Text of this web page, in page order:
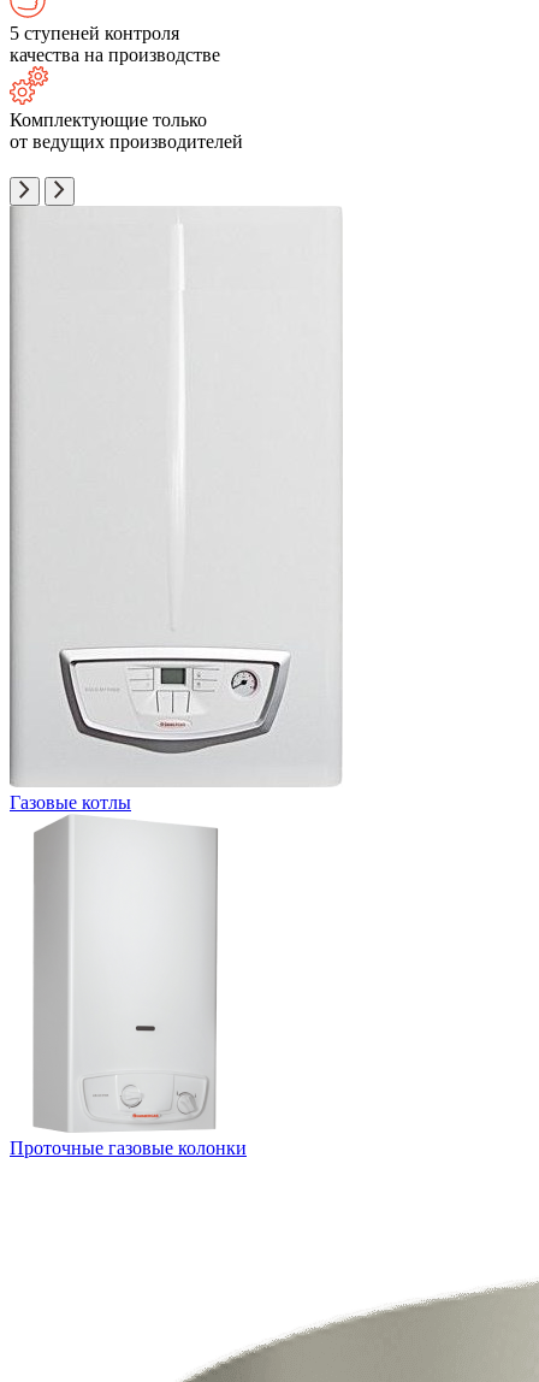
5 ступеней контроля
качества на производстве
Комплектующие только
от ведущих производителей
Газовые котлы
Проточные газовые колонки